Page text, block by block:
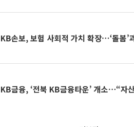
KB손보, 보험 사회적 가치 확장…‘돌봄’
KB금융, ‘전북 KB금융타운’ 개소⋯“자